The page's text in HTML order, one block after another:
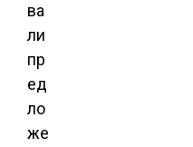
ва
ли
пр
ед
ло
же